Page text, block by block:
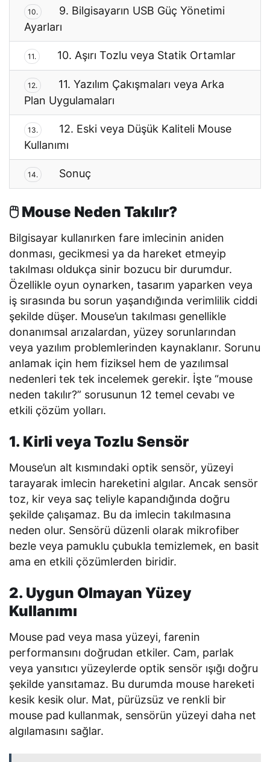
10.
9. Bilgisayarın USB Güç Yönetimi
Ayarları
11. 10. Aşırı Tozlu veya Statik Ortamlar
12.
11. Yazılım Çakışmaları veya Arka
Plan Uygulamaları
13.
12. Eski veya Düşük Kaliteli Mouse
Kullanımı
14. Sonuç
🖱️ Mouse Neden Takılır?
Bilgisayar kullanırken fare imlecinin aniden
donması, gecikmesi ya da hareket etmeyip
takılması oldukça sinir bozucu bir durumdur.
Özellikle oyun oynarken, tasarım yaparken veya
iş sırasında bu sorun yaşandığında verimlilik ciddi
şekilde düşer. Mouse’un takılması genellikle
donanımsal arızalardan, yüzey sorunlarından
veya yazılım problemlerinden kaynaklanır. Sorunu
anlamak için hem fiziksel hem de yazılımsal
nedenleri tek tek incelemek gerekir. İşte “mouse
neden takılır?” sorusunun 12 temel cevabı ve
etkili çözüm yolları.
1. Kirli veya Tozlu Sensör
Mouse’un alt kısmındaki optik sensör, yüzeyi
tarayarak imlecin hareketini algılar. Ancak sensör
toz, kir veya saç teliyle kapandığında doğru
şekilde çalışamaz. Bu da imlecin takılmasına
neden olur. Sensörü düzenli olarak mikrofiber
bezle veya pamuklu çubukla temizlemek, en basit
ama en etkili çözümlerden biridir.
2. Uygun Olmayan Yüzey
Kullanımı
Mouse pad veya masa yüzeyi, farenin
performansını doğrudan etkiler. Cam, parlak
veya yansıtıcı yüzeylerde optik sensör ışığı doğru
şekilde yansıtamaz. Bu durumda mouse hareketi
kesik kesik olur. Mat, pürüzsüz ve renkli bir
mouse pad kullanmak, sensörün yüzeyi daha net
algılamasını sağlar.